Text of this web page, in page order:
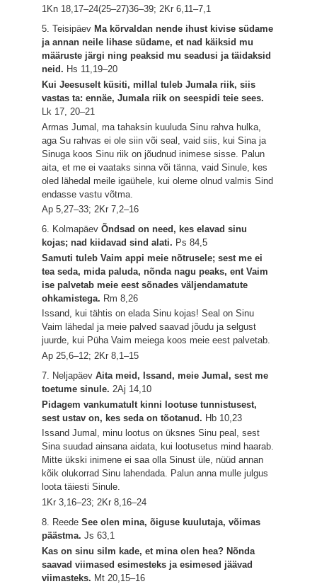
1Kn 18,17–24(25–27)36–39; 2Kr 6,11–7,1
5. Teisipäev Ma kõrvaldan nende ihust kivise südame
ja annan neile lihase südame, et nad käiksid mu
määruste järgi ning peaksid mu seadusi ja täidaksid
neid. Hs 11,19–20
Kui Jeesuselt küsiti, millal tuleb Jumala riik, siis
vastas ta: ennäe, Jumala riik on seespidi teie sees.
Lk 17, 20–21
Armas Jumal, ma tahaksin kuuluda Sinu rahva hulka,
aga Su rahvas ei ole siin või seal, vaid siis, kui Sina ja
Sinuga koos Sinu riik on jõudnud inimese sisse. Palun
aita, et me ei vaataks sinna või tänna, vaid Sinule, kes
oled lähedal meile igaühele, kui oleme olnud valmis Sind
endasse vastu võtma.
Ap 5,27–33; 2Kr 7,2–16
6. KolmapäevÕndsad on need, kes elavad sinu
kojas; nad kiidavad sind alati. Ps 84,5
Samuti tuleb Vaim appi meie nõtrusele; sest me ei
tea seda, mida paluda, nõnda nagu peaks, ent Vaim
ise palvetab meie eest sõnades väljendamatute
ohkamistega. Rm 8,26
Issand, kui tähtis on elada Sinu kojas! Seal on Sinu
Vaim lähedal ja meie palved saavad jõudu ja selgust
juurde, kui Püha Vaim meiega koos meie eest palvetab.
Ap 25,6–12; 2Kr 8,1–15
7. NeljapäevAita meid, Issand, meie Jumal, sest me
toetume sinule.2Aj 14,10
Pidagem vankumatult kinni lootuse tunnistusest,
sest ustav on, kes seda on tõotanud. Hb 10,23
Issand Jumal, minu lootus on üksnes Sinu peal, sest
Sina suudad ainsana aidata, kui lootusetus mind haarab.
Mitte ükski inimene ei saa olla Sinust üle, nüüd annan
kõik olukorrad Sinu lahendada. Palun anna mulle julgus
loota täiesti Sinule.
1Kr 3,16–23; 2Kr 8,16–24
8. ReedeSee olen mina, õiguse kuulutaja, võimas
päästma.Js 63,1
Kas on sinu silm kade, et mina olen hea? Nõnda
saavad viimased esimesteks ja esimesed jäävad
viimasteks. Mt 20,15–16